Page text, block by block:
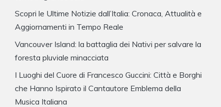
Scopri le Ultime Notizie dall’Italia: Cronaca, Attualità e
Aggiornamenti in Tempo Reale
Vancouver Island: la battaglia dei Nativi per salvare la
foresta pluviale minacciata
I Luoghi del Cuore di Francesco Guccini: Città e Borghi
che Hanno Ispirato il Cantautore Emblema della
Musica Italiana